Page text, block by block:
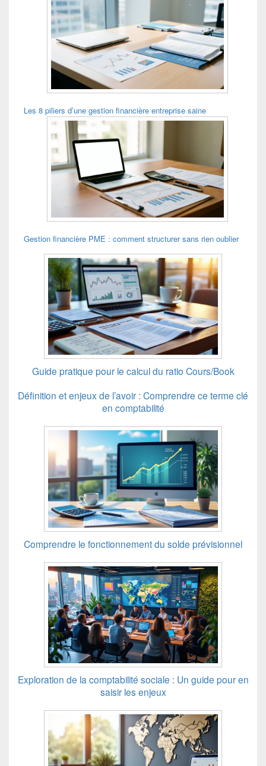
Les 8 piliers d’une gestion financière entreprise saine
Gestion financière PME : comment structurer sans rien oublier
Guide pratique pour le calcul du ratio Cours/Book
Définition et enjeux de l’avoir : Comprendre ce terme clé
en comptabilité
Comprendre le fonctionnement du solde prévisionnel
Exploration de la comptabilité sociale : Un guide pour en
saisir les enjeux